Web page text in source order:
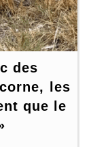
des
les
que le